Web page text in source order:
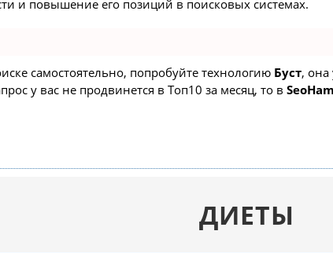
и повышение его позиций в поисковых системах.
самостоятельно, попробуйте технологию Буст, она
у вас не продвинется в Топ10 за месяц, то в
ДИЕТЫ